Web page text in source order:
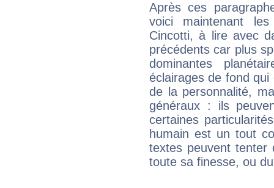
Après ces
voici maintenant
Cincotti, à lire avec
précédents car plus
dominantes
éclairages de fond
de la personnalité,
généraux : ils
certaines
humain est un tout
textes peuvent tenter
toute sa finesse, ou